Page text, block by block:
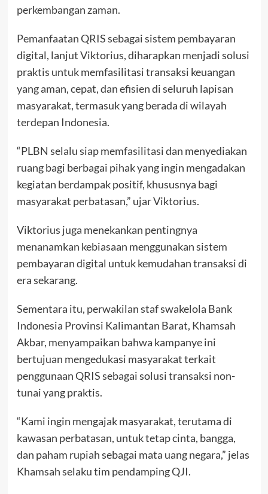
perkembangan zaman.
Pemanfaatan QRIS sebagai sistem pembayaran
digital, lanjut Viktorius, diharapkan menjadi solusi
praktis untuk memfasilitasi transaksi keuangan
yang aman, cepat, dan efisien di seluruh lapisan
masyarakat, termasuk yang berada di wilayah
terdepan Indonesia.
“PLBN selalu siap memfasilitasi dan menyediakan
ruang bagi berbagai pihak yang ingin mengadakan
kegiatan berdampak positif, khususnya bagi
masyarakat perbatasan,” ujar Viktorius.
Viktorius juga menekankan pentingnya
menanamkan kebiasaan menggunakan sistem
pembayaran digital untuk kemudahan transaksi di
era sekarang.
Sementara itu, perwakilan staf swakelola Bank
Indonesia Provinsi Kalimantan Barat, Khamsah
Akbar, menyampaikan bahwa kampanye ini
bertujuan mengedukasi masyarakat terkait
penggunaan QRIS sebagai solusi transaksi non-
tunai yang praktis.
“Kami ingin mengajak masyarakat, terutama di
kawasan perbatasan, untuk tetap cinta, bangga,
dan paham rupiah sebagai mata uang negara,” jelas
Khamsah selaku tim pendamping QJI.